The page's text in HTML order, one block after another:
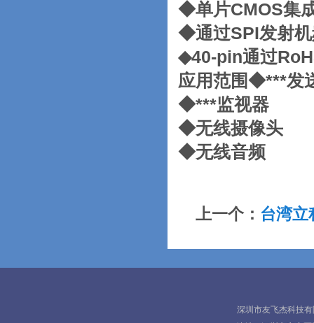
◆单片CMOS集
◆通过SPI发射机
◆40-pin通过
应用范围◆***发
◆***监视器
◆无线摄像头
◆无线音频
上一个： 台湾
深圳市友飞杰科技